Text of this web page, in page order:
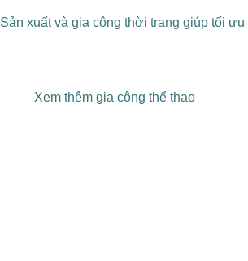
Sản xuất và gia công thời trang giúp tối
Xem thêm gia công thể thao